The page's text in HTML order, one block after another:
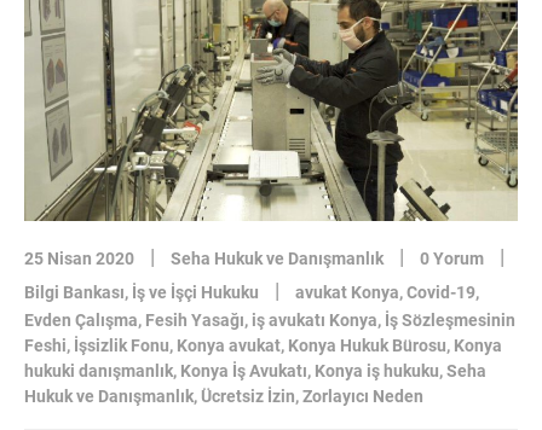
ALINMASI
GEREKEN
TEDBIRLER-
KONYA
İŞ
AVUKATI”
25 Nisan 2020 | Seha Hukuk ve Danışmanlık | 0 Yorum |
Bilgi Bankası, İş ve İşçi Hukuku | avukat Konya,Covid-19,
Evden Çalışma, Fesih Yasağı, iş avukatı Konya, İş Sözleşmesinin
Feshi, İşsizlik Fonu, Konya avukat, Konya Hukuk Bürosu, Konya
hukuki danışmanlık, Konya İş Avukatı, Konya iş hukuku,Seha
Hukuk ve Danışmanlık, Ücretsiz İzin,Zorlayıcı Neden